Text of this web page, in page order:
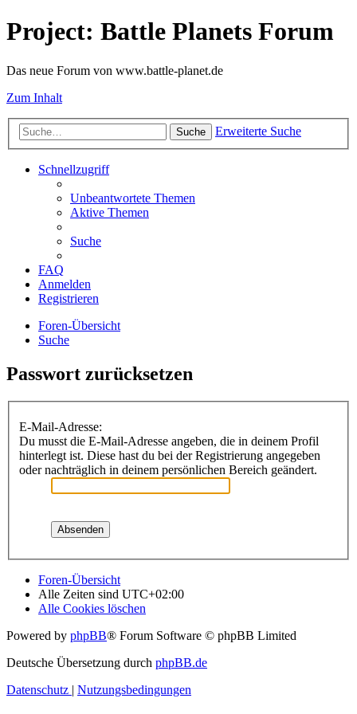
Project: Battle Planets Forum
Das neue Forum von www.battle-planet.de
Zum Inhalt
Suche Erweiterte Suche
Schnellzugriff
Unbeantwortete Themen
Aktive Themen
Suche
FAQ
Anmelden
Registrieren
Foren-Übersicht
Suche
Passwort zurücksetzen
E-Mail-Adresse:
Du musst die E-Mail-Adresse angeben, die in deinem Profil
hinterlegt ist. Diese hast du bei der Registrierung angegeben
oder nachträglich in deinem persönlichen Bereich geändert.
Foren-Übersicht
Alle Zeiten sind UTC+02:00
Alle Cookies löschen
Powered by phpBB® Forum Software © phpBB Limited
Deutsche Übersetzung durch phpBB.de
Datenschutz | Nutzungsbedingungen